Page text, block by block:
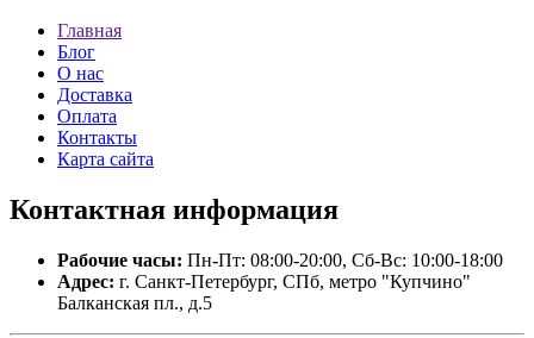
Главная
Блог
О нас
Доставка
Оплата
Контакты
Карта сайта
Контактная информация
Рабочие часы: Пн-Пт: 08:00-20:00, Сб-Вс: 10:00-18:00
Адрес: г. Санкт-Петербург, СПб, метро "Купчино"
Балканская пл., д.5